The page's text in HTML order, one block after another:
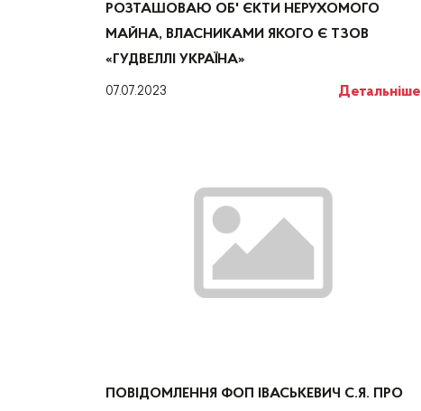
РОЗТАШОВАЮ ОБ' ЄКТИ НЕРУХОМОГО
МАЙНА, ВЛАСНИКАМИ ЯКОГО Є ТЗОВ
«ГУДВЕЛЛІ УКРАЇНА»
07.07.2023 Детальніше
ПОВІДОМЛЕННЯ ФОП ІВАСЬКЕВИЧ С.Я. ПРО